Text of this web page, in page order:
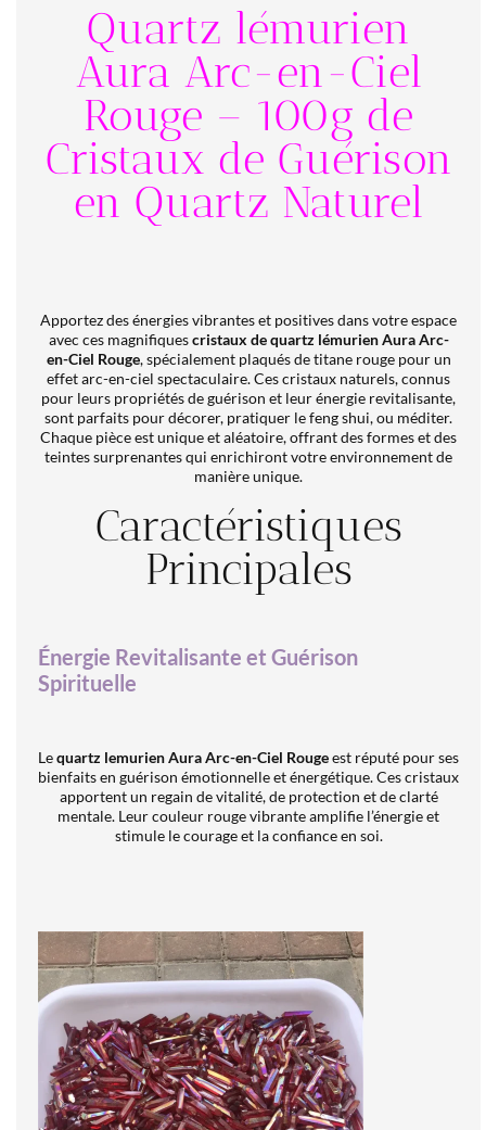
Quartz lémurien
Aura Arc-en-Ciel
Rouge – 100g de
Cristaux de Guérison
en Quartz Naturel
Apportez des énergies vibrantes et positives dans votre espace
avec ces magnifiquescristaux de quartz lémurien Aura Arc-
en-Ciel Rouge, spécialement plaqués de titane rouge pour un
effet arc-en-ciel spectaculaire. Ces cristaux naturels, connus
pour leurs propriétés de guérison et leur énergie revitalisante,
sont parfaits pour décorer, pratiquer le feng shui, ou méditer.
Chaque pièce est unique et aléatoire, offrant des formes et des
teintes surprenantes qui enrichiront votre environnement de
manière unique.
Caractéristiques
Principales
Énergie Revitalisante et Guérison
Spirituelle
Lequartz lemurien Aura Arc-en-Ciel Rougeest réputé pour ses
bienfaits en guérison émotionnelle et énergétique. Ces cristaux
apportent un regain de vitalité, de protection et de clarté
mentale. Leur couleur rouge vibrante amplifie l’énergie et
stimule le courage et la confiance en soi.